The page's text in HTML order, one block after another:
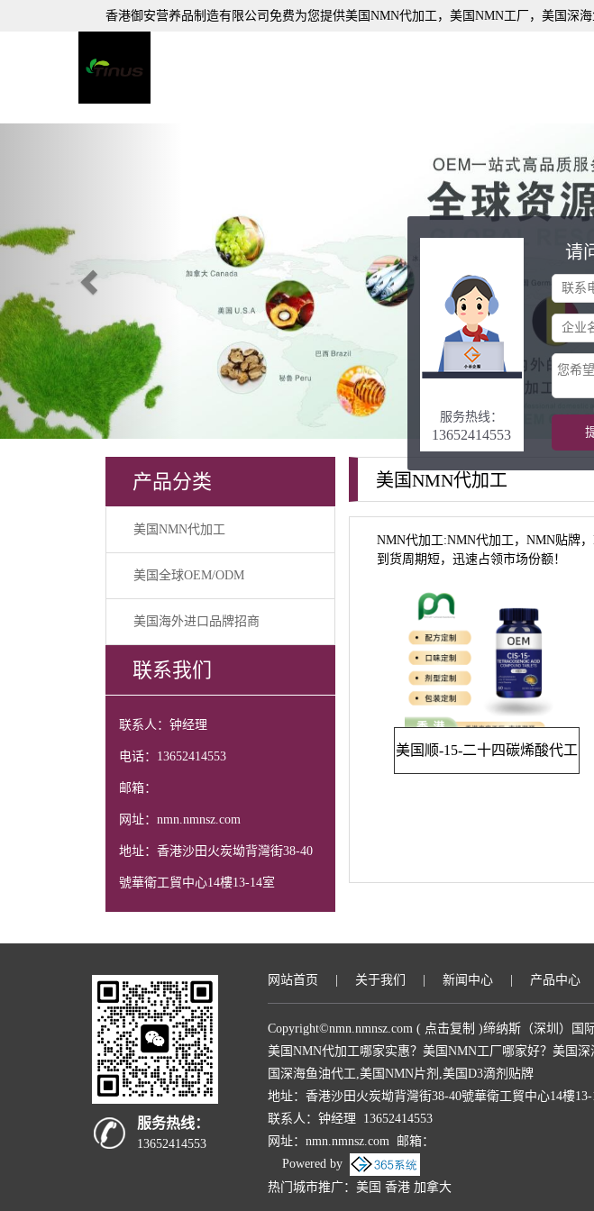
香港御安营养品制造有限公司免费为您提供美国NMN代加工 ，美国NMN工厂，美国深
产品分类
美国NMN代加工
美国全球OEM/ODM
美国海外进口品牌招商
联系我们
联系人：钟经理
电话：13652414553
邮箱：
网址：nmn.nmnsz.com
地址：香港沙田火炭坳背灣街38-40
號華衛工貿中心14樓13-14室
美国NMN代加工
NMN代加工:NMN代加工，NMN贴牌
到货周期短，迅速占领市场份额！
美国顺-15-二十四碳烯酸代工
服务热线：
13652414553
网站首页 关于我们 新闻中心 产品中心
Copyright©nmn.nmnsz.com ( 点击复制 )缔纳斯（深圳）国
美国NMN代加工哪家实惠？美国NMN工厂哪家好？美国
国深海鱼油代工,美国NMN片剂,美国D3滴剂贴牌
地址：香港沙田火炭坳背灣街38-40號華衛工貿中心14樓13-
联系人：钟经理 13652414553
网址：nmn.nmnsz.com 邮箱：
Powered by
热门城市推广： 美国 香港 加拿大
服务热线：
13652414553
请